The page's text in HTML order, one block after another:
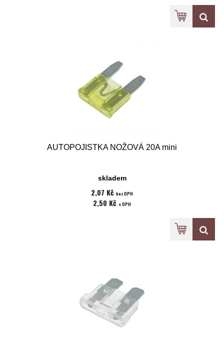
AUTOPOJISTKA NOŽOVÁ 20A mini
skladem
2,07 Kč bez DPH
2,50 Kč s DPH